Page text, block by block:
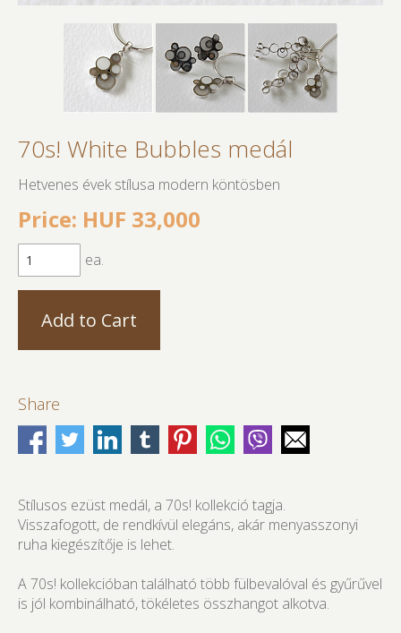
70s! White Bubbles medál
Hetvenes évek stílusa modern köntösben
Price: HUF 33,000
ea.
Share
Stílusos ezüst medál, a 70s! kollekció tagja.
Visszafogott, de rendkívül elegáns, akár menyasszonyi
ruha kiegészítője is lehet.
A 70s! kollekcióban található több fülbevalóval és gyűrűvel
is jól kombinálható, tökéletes összhangot alkotva.